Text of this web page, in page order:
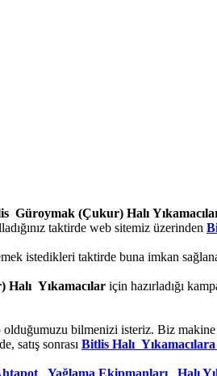
Güroymak (Çukur) Halı
taktirde web sitemiz üzerinden
istedikleri taktirde buna imkan
Yıkamacılar için hazırladığı
olduğumuzu bilmenizi isteriz. Biz
satış sonrası Bitlis Halı Yıkamacılara